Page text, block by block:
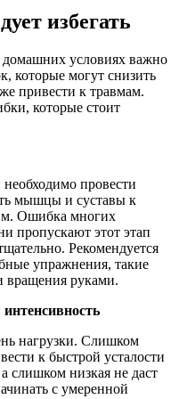
избегать
условиях важно
которые могут снизить
привести к травмам.
которые стоит
провести
мышцы и суставы к
Ошибка многих
пропускают этот этап
Рекомендуется
упражнения, такие
вращения руками.
нагрузки. Слишком
к быстрой усталости
слишком низкая не даст
с умеренной